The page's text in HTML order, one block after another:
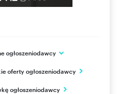
ogłoszeniodawcy
oferty ogłoszeniodawcy
ogłoszeniodawcy